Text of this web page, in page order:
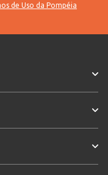
de Uso da Pompéia